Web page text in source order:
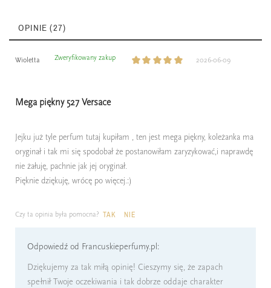
OPINIE (27)
Wioletta Zweryfikowany zakup 2026-06-09
Mega piękny 527 Versace
Jejku już tyle perfum tutaj kupiłam , ten jest mega piękny, koleżanka ma
oryginał i tak mi się spodobał że postanowiłam zaryzykować,i naprawdę
nie żałuję, pachnie jak jej oryginał.
Pięknie dziękuję, wrócę po więcej.:)
Czy ta opinia była pomocna? TAK NIE
Odpowiedź od Francuskieperfumy.pl:
Dziękujemy za tak miłą opinię! Cieszymy się, że zapach
spełnił Twoje oczekiwania i tak dobrze oddaje charakter